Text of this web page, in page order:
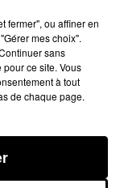
AUX
SUR 100%
fermer", ou affiner en
mes choix".
sans
ce site. Vous
à tout
de chaque page.